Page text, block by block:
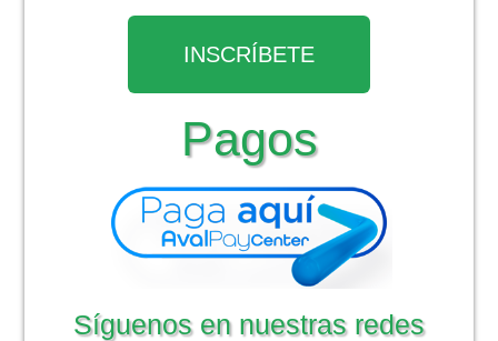
INSCRÍBETE
Pagos
Síguenos en nuestras redes